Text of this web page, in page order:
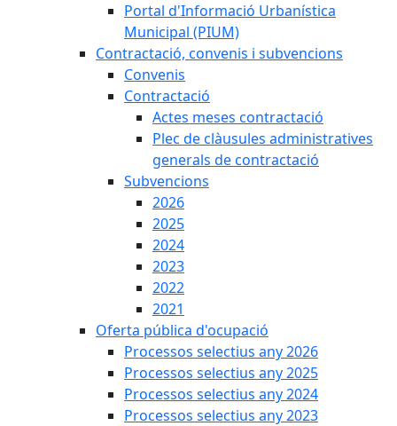
Portal d'Informació Urbanística
Municipal (PIUM)
Contractació, convenis i subvencions
Convenis
Contractació
Actes meses contractació
Plec de clàusules administratives
generals de contractació
Subvencions
2026
2025
2024
2023
2022
2021
Oferta pública d'ocupació
Processos selectius any 2026
Processos selectius any 2025
Processos selectius any 2024
Processos selectius any 2023